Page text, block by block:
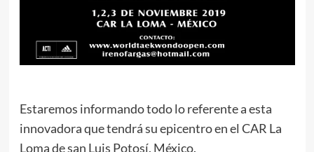
Estaremos informando todo lo referente a esta
innovadora que tendrá su epicentro en el CAR La
Loma de san Luis Potosí, México.